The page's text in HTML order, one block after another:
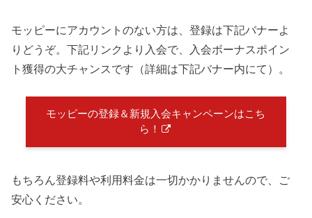
モッピーにアカウントのない方は、登録は下記バナーよ
りどうぞ。下記リンクより入会で、入会ボーナスポイン
ト獲得の大チャンスです（詳細は下記バナー内にて）。
モッピーの登録＆新規入会キャンペーンはこち
ら！
もちろん登録料や利用料金は一切かかりませんので、ご
安心ください。